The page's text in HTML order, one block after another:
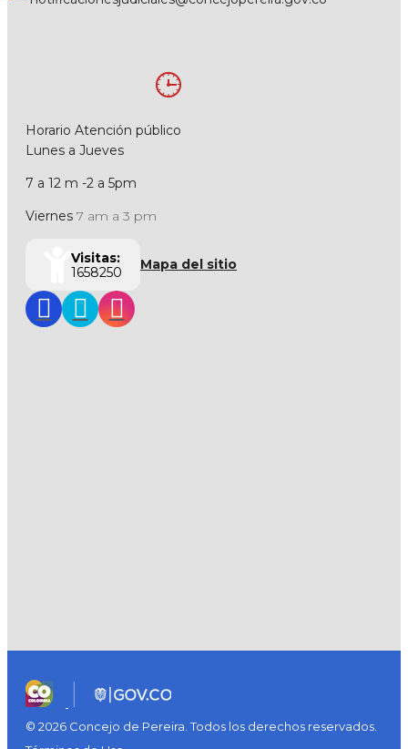
Horario Atención público
Lunes a Jueves
7 a 12 m -2 a 5pm
Viernes 7 am a 3 pm
Visitas:
1658250
Mapa del sitio
© 2026 Concejo de Pereira. Todos los derechos reservados.